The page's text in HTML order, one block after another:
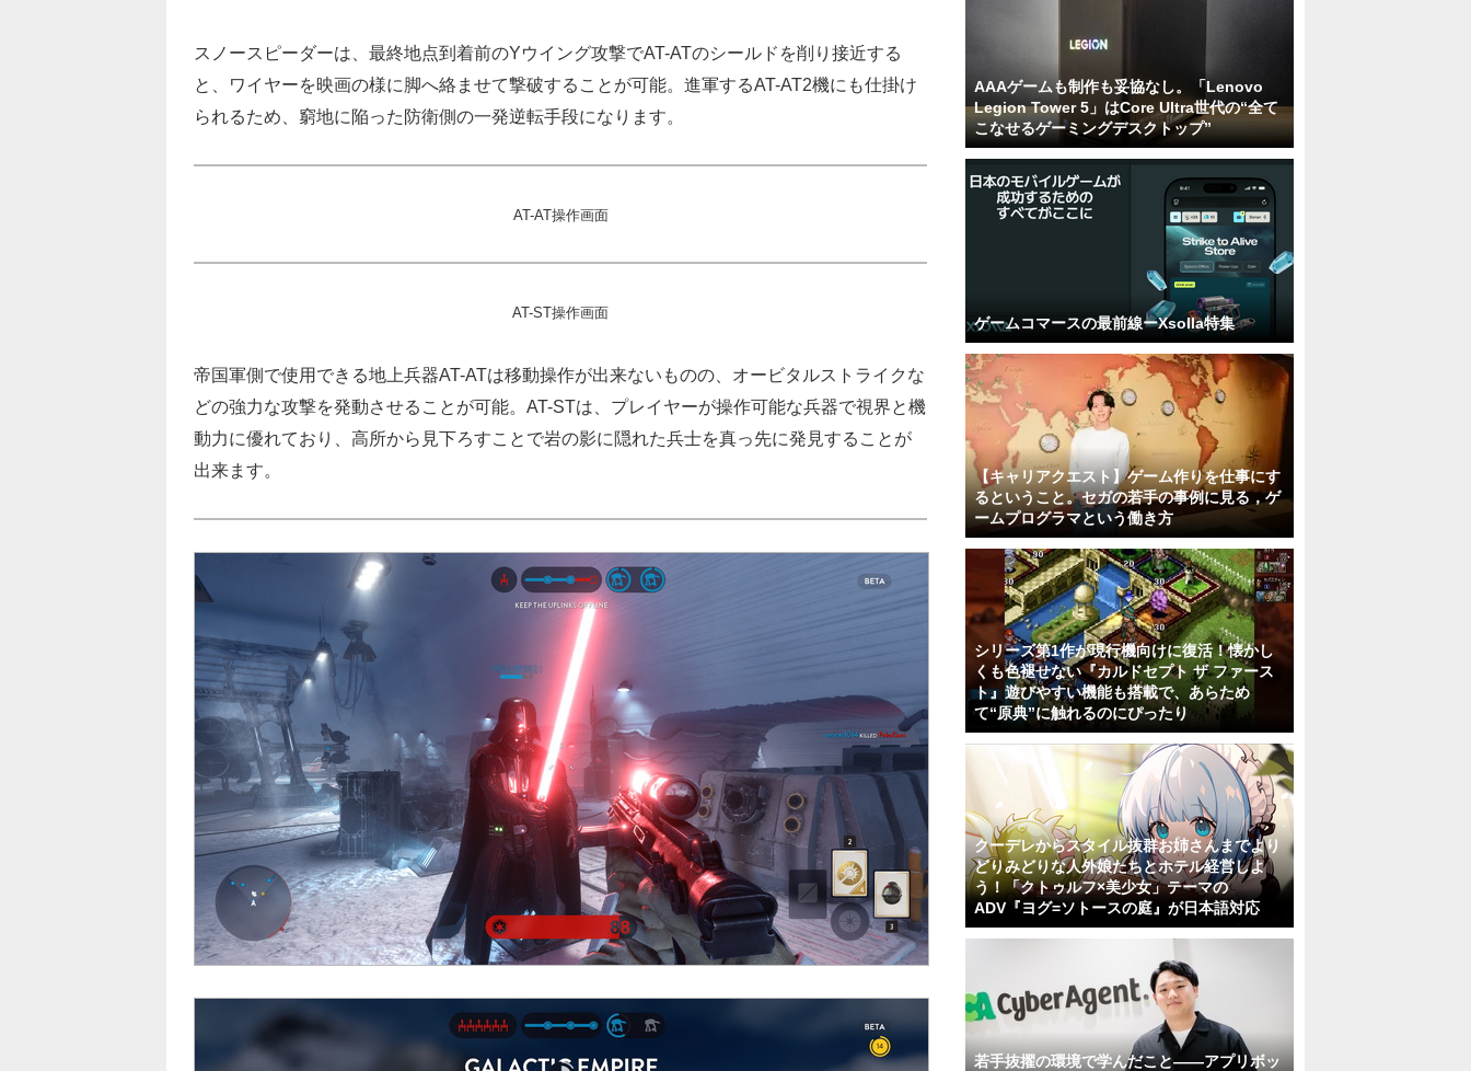
スノースピーダーは、最終地点到着前のYウイング攻撃でAT-ATのシールドを削り接近する
と、ワイヤーを映画の様に脚へ絡ませて撃破することが可能。進軍するAT-AT2機にも仕掛け
られるため、窮地に陥った防衛側の一発逆転手段になります。
AT-AT操作画面
AT-ST操作画面
帝国軍側で使用できる地上兵器AT-ATは移動操作が出来ないものの、オービタルストライクな
どの強力な攻撃を発動させることが可能。AT-STは、プレイヤーが操作可能な兵器で視界と機
動力に優れており、高所から見下ろすことで岩の影に隠れた兵士を真っ先に発見することが
出来ます。
AAAゲームも制作も妥協なし。「Lenovo
Legion Tower 5」はCore Ultra世代の“全て
こなせるゲーミングデスクトップ”
ゲームコマースの最前線ーXsolla特集
【キャリアクエスト】ゲーム作りを仕事にす
るということ。セガの若手の事例に見る，ゲ
ームプログラマという働き方
シリーズ第1作が現行機向けに復活！懐かし
くも色褪せない『カルドセプト ザ ファース
ト』遊びやすい機能も搭載で、あらため
て“原典”に触れるのにぴったり
クーデレからスタイル抜群お姉さんまでより
どりみどりな人外娘たちとホテル経営しよ
う！「クトゥルフ×美少女」テーマの
ADV『ヨグ=ソトースの庭』が日本語対応
若手抜擢の環境で学んだこと――アプリボッ